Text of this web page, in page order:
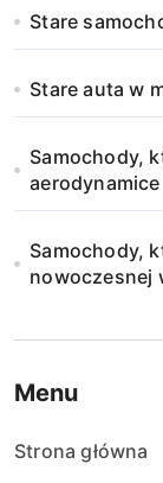
Stare
Stare auta w
Samochody,
aerodynamice
Samochody,
nowoczesnej
Menu
Strona główna